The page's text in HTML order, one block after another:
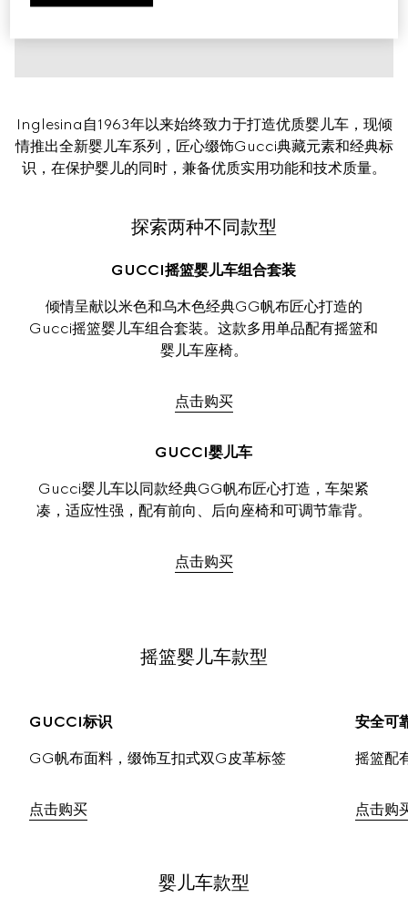
Inglesina自1963年以来始终致力于打造优质婴儿车，现倾
情推出全新婴儿车系列，匠心缀饰Gucci典藏元素和经典标
识，在保护婴儿的同时，兼备优质实用功能和技术质量。
探索两种不同款型
GUCCI摇篮婴儿车组合套装
倾情呈献以米色和乌木色经典GG帆布匠心打造的
Gucci摇篮婴儿车组合套装。这款多用单品配有摇篮和
婴儿车座椅。
点击购买
GUCCI婴儿车
Gucci婴儿车以同款经典GG帆布匠心打造，车架紧
凑，适应性强，配有前向、后向座椅和可调节靠背。
点击购买
摇篮婴儿车款型
GUCCI标识
GG帆布面料，缀饰互扣式双G皮革标签
点击购买
安全可
摇篮配
点击购
婴儿车款型